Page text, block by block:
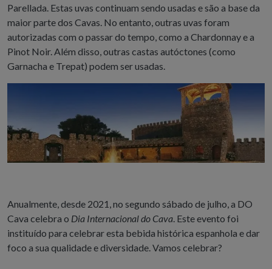
Parellada. Estas uvas continuam sendo usadas e são a base da
maior parte dos Cavas. No entanto, outras uvas foram
autorizadas com o passar do tempo, como a Chardonnay e a
Pinot Noir. Além disso, outras castas autóctones (como
Garnacha e Trepat) podem ser usadas.
Anualmente, desde 2021, no segundo sábado de julho, a DO
Cava celebra o Dia Internacional do Cava. Este evento foi
instituído para celebrar esta bebida histórica espanhola e dar
foco a sua qualidade e diversidade. Vamos celebrar?